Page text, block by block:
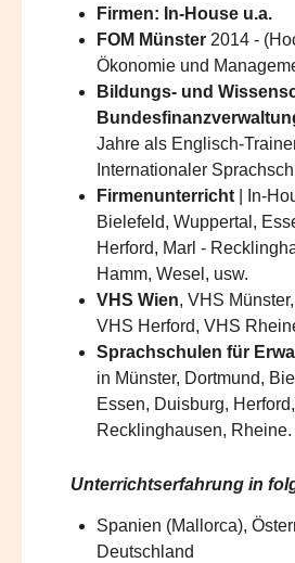
Firmen: In-House u.a.
FOM Münster2014 -
Ökonomie und
Bildungs- und
Jahre als Englisch-
Internationaler
Firmenunterricht| In-
Bielefeld, Wuppertal,
Herford, Marl -
Hamm, Wesel, usw.
VHS Wien, VHS
VHS Herford, VHS
Sprachschulen für
in Münster, Dortmund,
Essen, Duisburg,
Recklinghausen, Rheine.
Unterrichtserfahrung in
Spanien (Mallorca),
Deutschland​​